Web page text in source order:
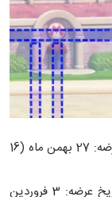
بازی Mario vs. Donkey Kong – تاریخ عرضه: 27 بهمن ماه (16
بازی Princess Peach: Showtime – تاریخ عرضه: 3 فروردین